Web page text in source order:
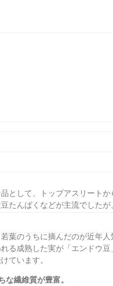
からエンドウ
として、トップアスリート
たんぱくなどが主流でした
葉のうちに摘んだのが近年
る成熟した実が「エンドウ
ています。
繊維質が豊富。